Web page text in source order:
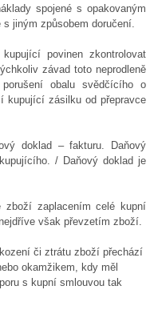
spojené s opakovaným
jiným způsobem doručení.
povinen zkontrolovat
závad toto neprodleně
obalu svědčícího o
kupující zásilku od přepravce
doklad – fakturu. Daňový
/ Daňový doklad je
zboží zaplacením celé kupní
však převzetím zboží.
či ztrátu zboží přechází
okamžikem, kdy měl
s kupní smlouvou tak